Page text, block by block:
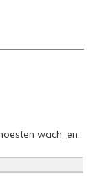
wach_en.